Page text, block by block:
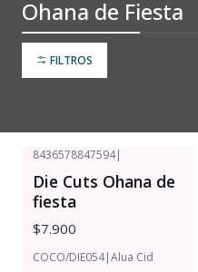
Ohana de Fiesta
FILTROS
8436578847594|
Die Cuts Ohana de
fiesta
$7.900
COCO/DIE054|Alua Cid